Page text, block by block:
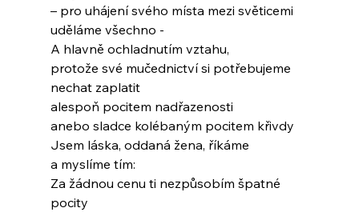
– pro uhájení svého místa mezi světicemi
uděláme všechno -
A hlavně ochladnutím vztahu,
protože své mučednictví si potřebujeme
nechat zaplatit
alespoň pocitem nadřazenosti
anebo sladce kolébaným pocitem křivdy
Jsem láska, oddaná žena, říkáme
a myslíme tím:
Za žádnou cenu ti nezpůsobím špatné
pocity